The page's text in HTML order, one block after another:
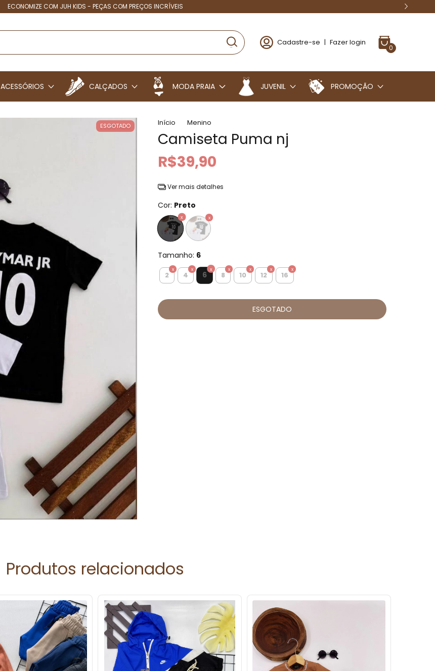
4X SEM JUROS - PARCELINHAS QUE CABEM NO SEU BOLSO
Cadastre-se | Fazer login
0
ACESSÓRIOS CALÇADOS MODA PRAIA JUVENIL PROMOÇÃO
ESGOTADO Início Menino
Camiseta Puma nj
R$39,90
Ver mais detalhes
Cor: Preto
Tamanho: 6
2 4 6 8 10 12 16
Produtos relacionados